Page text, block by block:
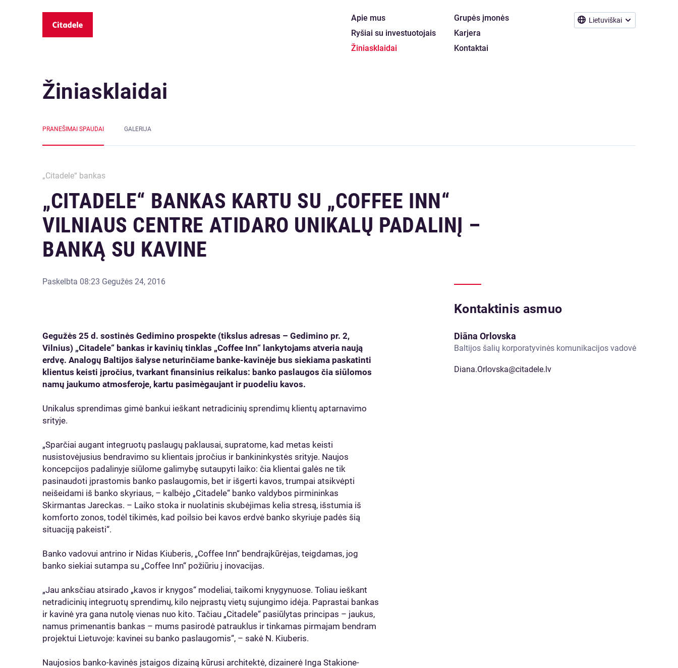
Lietuviškai
Apie mus
Ryšiai su investuotojais
Žiniasklaidai
Grupės įmonės
Karjera
Kontaktai
Žiniasklaidai
PRANEŠIMAI SPAUDAI GALERIJA
„Citadele“ bankas
„CITADELE“ BANKAS KARTU SU „COFFEE INN“
VILNIAUS CENTRE ATIDARO UNIKALŲ PADALINĮ –
BANKĄ SU KAVINE
Paskelbta 08:23 Gegužės 24, 2016
Gegužės 25 d. sostinės Gedimino prospekte (tikslus adresas – Gedimino pr. 2,
Vilnius) „Citadele“ bankas ir kavinių tinklas „Coffee Inn“ lankytojams atveria naują
erdvę. Analogų Baltijos šalyse neturinčiame banke-kavinėje bus siekiama paskatinti
klientus keisti įpročius, tvarkant finansinius reikalus: banko paslaugos čia siūlomos
namų jaukumo atmosferoje, kartu pasimėgaujant ir puodeliu kavos.
Unikalus sprendimas gimė bankui ieškant netradicinių sprendimų klientų aptarnavimo
srityje.
„Sparčiai augant integruotų paslaugų paklausai, supratome, kad metas keisti
nusistovėjusius bendravimo su klientais įpročius ir bankininkystės srityje. Naujos
koncepcijos padalinyje siūlome galimybę sutaupyti laiko: čia klientai galės ne tik
pasinaudoti įprastomis banko paslaugomis, bet ir išgerti kavos, trumpai atsikvėpti
neišeidami iš banko skyriaus, – kalbėjo „Citadele“ banko valdybos pirmininkas
Skirmantas Jareckas. – Laiko stoka ir nuolatinis skubėjimas kelia stresą, išstumia iš
komforto zonos, todėl tikimės, kad poilsio bei kavos erdvė banko skyriuje padės šią
situaciją pakeisti“.
Banko vadovui antrino ir Nidas Kiuberis, „Coffee Inn“ bendraįkūrėjas, teigdamas, jog
banko siekiai sutampa su „Coffee Inn“ požiūriu į inovacijas.
„Jau anksčiau atsirado „kavos ir knygos“ modeliai, taikomi knygynuose. Toliau ieškant
netradicinių integruotų sprendimų, kilo neįprastų vietų sujungimo idėja. Paprastai bankas
ir kavinė yra gana nutolę vienas nuo kito. Tačiau „Citadele“ pasiūlytas principas – jaukus,
namus primenantis bankas – mums pasirodė patrauklus ir tinkamas pirmajam bendram
projektui Lietuvoje: kavinei su banko paslaugomis“, – sakė N. Kiuberis.
Naujosios banko-kavinės įstaigos dizainą kūrusi architektė, dizainerė Inga Stakione-
Kontaktinis asmuo
Diāna Orlovska
Baltijos šalių korporatyvinės komunikacijos vadovė
Diana.Orlovska@citadele.lv